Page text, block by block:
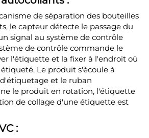
de séparation des bouteilles
le capteur détecte le passage du
signal au système de contrôle
de contrôle commande le
l'étiquette et la fixer à l'endroit où
Le produit s'écoule à
et le ruban
le produit en rotation, l'étiquette
de collage d'une étiquette est
: